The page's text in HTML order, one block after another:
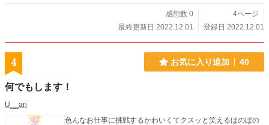
感想数 0
4ページ
最終更新日 2022.12.01
登録日 2022.12.01
4 お気に入り追加 40
何でもします！
U__ari
色んなお仕事に挑戦するかわいくてクスッと笑えるほのぼの